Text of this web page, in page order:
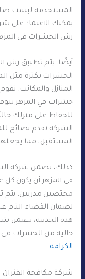
المستخدمة ليست ضارة
يمكنك الاعتماد
رش الحشرات في
أيضًا، يتم تطبيق رش
الحشرات بكثرة مثل
المنازل والمكاتب.
حشرات في المزهر
للحفاظ على منزلك
الشركة تقدم نصائح
المستقبل، مما يجعلها
كذلك، تضمن شركة
في المزهر أن يكون
مختصين مدربين. يتم
لضمان القضاء التام
هذه الخدمة، تضمن
خالية من الحشرات في
الكرامة
شركة مكافحة الفئران